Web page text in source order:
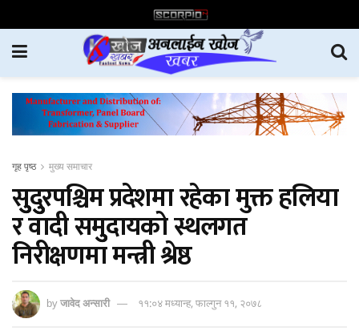
गृह पृष्ठ मुख्य समाचार
सुुदुुरपश्चिम प्रदेशमा रहेका मुक्त हलिया
र वादी समुुदायको स्थलगत
निरीक्षणमा मन्त्री श्रेष्ठ
byजावेद अन्सारी ११:०४ मध्यान्ह, फाल्गुन ११, २०७८